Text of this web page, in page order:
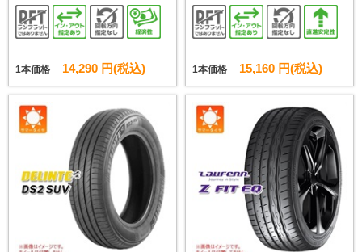
1本価格 14,290 円(税込) 1本価格 15,160 円(税込)